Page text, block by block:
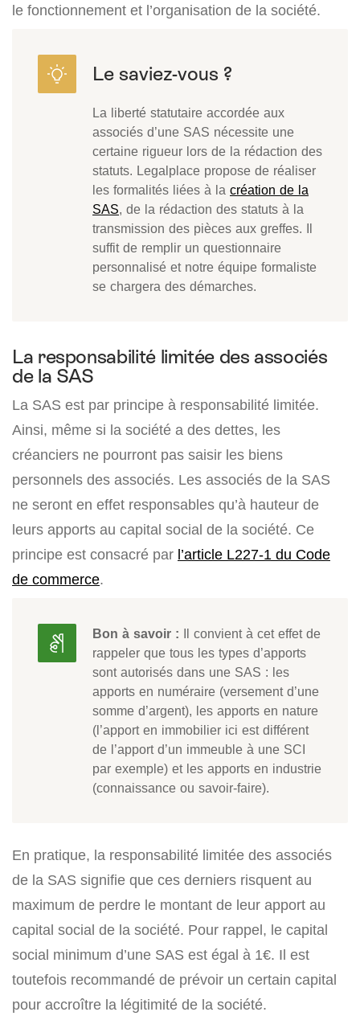
le fonctionnement et l’organisation de la société.
La liberté statutaire accordée aux
associés d’une SAS nécessite une
certaine rigueur lors de la rédaction des
statuts. Legalplace propose de réaliser
les formalités liées à la création de la
SAS, de la rédaction des statuts à la
transmission des pièces aux greffes. Il
suffit de remplir un questionnaire
personnalisé et notre équipe formaliste
se chargera des démarches.
La responsabilité limitée des associés
de la SAS
La SAS est par principe à responsabilité limitée.
Ainsi, même si la société a des dettes, les
créanciers ne pourront pas saisir les biens
personnels des associés. Les associés de la SAS
ne seront en effet responsables qu’à hauteur de
leurs apports au capital social de la société. Ce
principe est consacré par l’article L227-1 du Code
de commerce.
Bon à savoir : Il convient à cet effet de
rappeler que tous les types d’apports
sont autorisés dans une SAS : les
apports en numéraire (versement d’une
somme d’argent), les apports en nature
(l’apport en immobilier ici est différent
de l’apport d’un immeuble à une SCI
par exemple) et les apports en industrie
(connaissance ou savoir-faire).
En pratique, la responsabilité limitée des associés
de la SAS signifie que ces derniers risquent au
maximum de perdre le montant de leur apport au
capital social de la société. Pour rappel, le capital
social minimum d’une SAS est égal à 1€. Il est
toutefois recommandé de prévoir un certain capital
pour accroître la légitimité de la société.